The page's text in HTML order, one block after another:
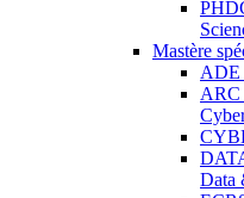
Mastère
ADE
ARC
Data